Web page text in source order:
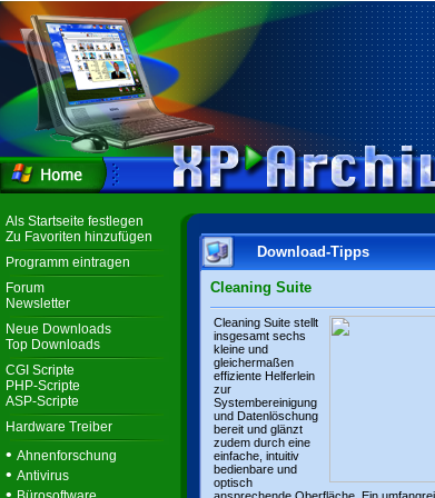
Als Startseite festlegen
Zu Favoriten hinzufügen
Programm eintragen
Forum
Newsletter
Neue Downloads
Top Downloads
CGI Scripte
PHP-Scripte
ASP-Scripte
Hardware Treiber
• Ahnenforschung
• Antivirus
•
Download-Tipps
Cleaning Suite
Cleaning Suite stellt
insgesamt sechs
kleine und
gleichermaßen
effiziente Helferlein
zur
Systembereinigung
und Datenlöschung
bereit und glänzt
zudem durch eine
einfache, intuitiv
bedienbare und
optisch